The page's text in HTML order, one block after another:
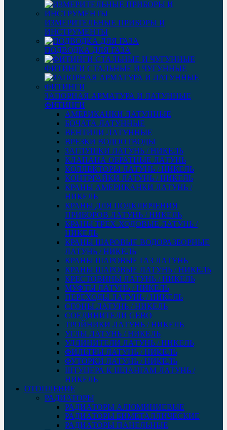
ИЗМЕРИТЕЛЬНЫЕ ПРИБОРЫ И
ИНСТРУМЕНТЫ
ПОДВОДКА ДЛЯ ГАЗА
ФИТИНГИ СТАЛЬНЫЕ И ЧУГУННЫЕ
ЗАПОРНАЯ АРМАТУРА И ЛАТУННЫЕ
ФИТИНГИ
АМЕРИКАНКИ ЛАТУННЫЕ
БОЧАТА ЛАТУННЫЕ
ВЕНТИЛИ ЛАТУННЫЕ
ВРЕЗКИ ВОДООТВОДЫ
ЗАГЛУШКИ ЛАТУНЬ / НИКЕЛЬ
КЛАПАНА ОБРАТНЫЕ ЛАТУНЬ
КОЛЛЕКТОРЫ ЛАТУНЬ / НИКЕЛЬ
КОНТРГАЙКИ ЛАТУНЬ / НИКЕЛЬ
КРАНЫ АМЕРИКАНКИ ЛАТУНЬ /
НИКЕЛЬ
КРАНЫ ДЛЯ ПОДКЛЮЧЕНИЯ
ПРИБОРОВ ЛАТУНЬ / НИКЕЛЬ
КРАНЫ ТРЕХ-ХОДОВЫЕ ЛАТУНЬ /
НИКЕЛЬ
КРАНЫ ШАРОВЫЕ ВОДОРАЗБОРНЫЕ
ЛАТУНЬ / НИКЕЛЬ
КРАНЫ ШАРОВЫЕ ГАЗ ЛАТУНЬ
КРАНЫ ШАРОВЫЕ ЛАТУНЬ / НИКЕЛЬ
КРЕСТОВИНЫ ЛАТУНЬ / НИКЕЛЬ
МУФТЫ ЛАТУНЬ / НИКЕЛЬ
ПЕРЕХОДЫ ЛАТУНЬ / НИКЕЛЬ
СГОНЫ ЛАТУНЬ / НИКЕЛЬ
СОЕДИНИТЕЛИ GEBO
ТРОЙНИКИ ЛАТУНЬ / НИКЕЛЬ
УГЛЫ ЛАТУНЬ / НИКЕЛЬ
УДЛИНИТЕЛИ ЛАТУНЬ / НИКЕЛЬ
ФИЛЬТРЫ ЛАТУНЬ / НИКЕЛЬ
ФУТОРКИ ЛАТУНЬ / НИКЕЛЬ
ШТУЦЕРА К ШЛАНГАМ ЛАТУНЬ /
НИКЕЛЬ
ОТОПЛЕНИЕ
РАДИАТОРЫ
РАДИАТОРЫ АЛЮМИНИЕВЫЕ
РАДИАТОРЫ БИМЕТАЛЛИЧЕСКИЕ
РАДИАТОРЫ ПАНЕЛЬНЫЕ